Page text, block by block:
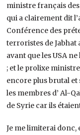
ministre français
qui a clairement dit
Conférence des
terroristes de Jabhat
avant que les USA
; et le prolixe
encore plus brutal et
les membres d’ Al-
de Syrie car ils
Je me limiterai donc,